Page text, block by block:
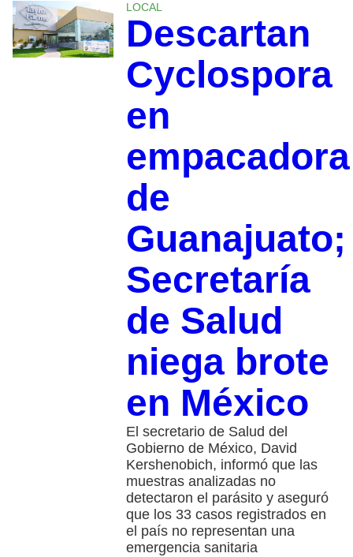
LOCAL
Descartan
Cyclospora
en
empacadora
de
Guanajuato;
Secretaría
de Salud
niega brote
en México
El secretario de Salud del
Gobierno de México, David
Kershenobich, informó que las
muestras analizadas no
detectaron el parásito y aseguró
que los 33 casos registrados en
el país no representan una
emergencia sanitaria